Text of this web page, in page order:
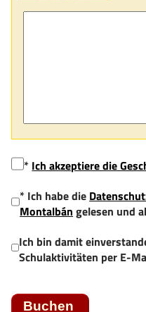
* Ich akzeptiere die
* Ich habe die
Montalbán gelesen und
Ich bin damit
Schulaktivitäten per E-